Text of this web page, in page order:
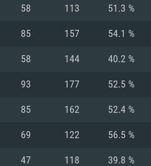
프로세서: Intel
메모리: 16 GB 이
그래픽 카드:
지 프로세서: Core
네트워크: 브로드
여유 저장 공간:
라
도
프로세서: Intel
메모리: 16 GB
그래픽 카드:
와 동급의 성능
지원하는 AMD
58 113 51.3 %
85 157 54.1 %
58 144 40.2 %
93 177 52.5 %
85 162 52.4 %
69 122 56.5 %
47 118 39.8 %